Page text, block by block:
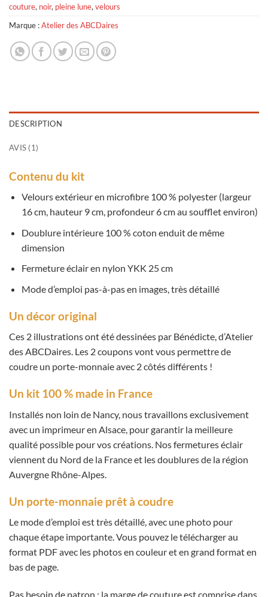
couture, noir, pleine lune, velours
Marque :Atelier des ABCDaires
DESCRIPTION
AVIS (1)
Contenu du kit
Velours extérieur en microfibre 100 % polyester (largeur
16 cm, hauteur 9 cm, profondeur 6 cm au soufflet environ)
Doublure intérieure 100 % coton enduit de même
dimension
Fermeture éclair en nylon YKK 25 cm
Mode d’emploi pas-à-pas en images, très détaillé
Un décor original
Ces 2 illustrations ont été dessinées par Bénédicte, d’Atelier
des ABCDaires. Les 2 coupons vont vous permettre de
coudre un porte-monnaie avec 2 côtés différents !
Un kit 100 % made in France
Installés non loin de Nancy, nous travaillons exclusivement
avec un imprimeur en Alsace, pour garantir la meilleure
qualité possible pour vos créations. Nos fermetures éclair
viennent du Nord de la France et les doublures de la région
Auvergne Rhône-Alpes.
Un porte-monnaie prêt à coudre
Le mode d’emploi est très détaillé, avec une photo pour
chaque étape importante. Vous pouvez le télécharger au
format PDF avec les photos en couleur et en grand format en
bas de page.
Pas besoin de patron : la marge de couture est comprise dans